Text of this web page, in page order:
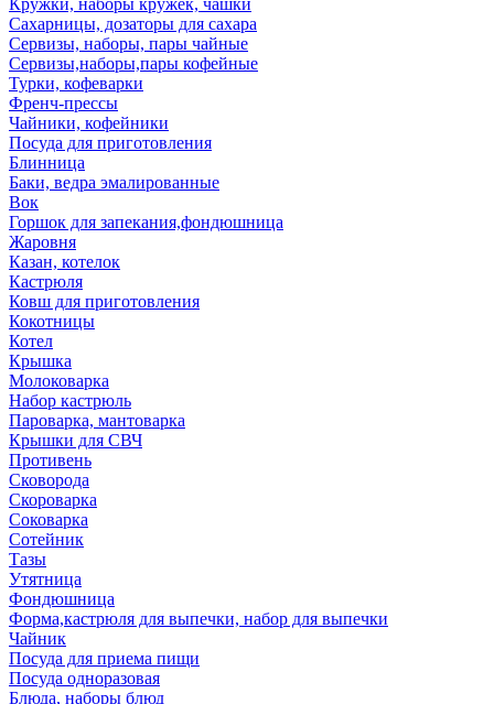
Кружки, наборы кружек, чашки
Сахарницы, дозаторы для сахара
Сервизы, наборы, пары чайные
Сервизы,наборы,пары кофейные
Турки, кофеварки
Френч-прессы
Чайники, кофейники
Посуда для приготовления
Блинница
Баки, ведра эмалированные
Вок
Горшок для запекания,фондюшница
Жаровня
Казан, котелок
Кастрюля
Ковш для приготовления
Кокотницы
Котел
Крышка
Молоковарка
Набор кастрюль
Пароварка, мантоварка
Крышки для СВЧ
Противень
Сковорода
Скороварка
Соковарка
Сотейник
Тазы
Утятница
Фондюшница
Форма,кастрюля для выпечки, набор для выпечки
Чайник
Посуда для приема пищи
Посуда одноразовая
Блюда, наборы блюд